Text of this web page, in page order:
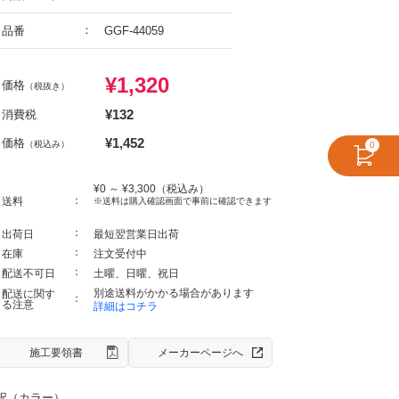
品番 GGF-44059
価格 （税抜き） ¥1,320
消費税 ¥132
価格 （税込み） ¥1,452
送料
¥0 ～ ¥3,300 （税込み）
※送料は購入確認画面で事前に確認できます
出荷日
最短翌営業日出荷
在庫
注文受付中
配送不可日
土曜、日曜、祝日
配送に関す
る注意
別途送料がかかる場合があります
詳細はコチラ
施工要領書 メーカーページへ
0